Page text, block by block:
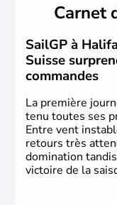
territoire de la ville
sous le contrôle
pays a été obtenue
étalé de 1867 à
aujourd'hui appelé
du XXème siècle
Nord.
Carnet
SailGP à
Suisse
commandes
La première
tenu toutes ses
Entre vent
retours très
domination
victoire de la